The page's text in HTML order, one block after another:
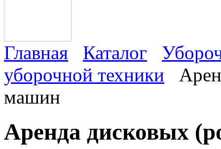
Главная Каталог
уборочной техники
машин
Аренда дисковых